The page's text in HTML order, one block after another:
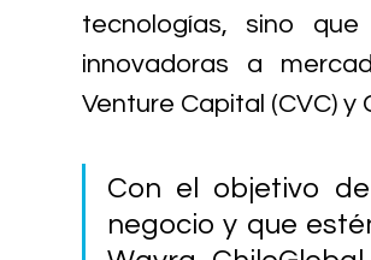
tecnologías, sino
innovadoras a
Venture Capital (CVC) y
Con el objetivo
negocio y que